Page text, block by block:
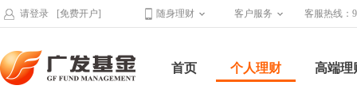
请登录 [免费开户] 随身理财 客户服务 客服热线：
首页 个人理财 高端理